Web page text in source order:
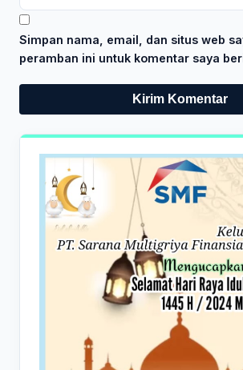
Simpan nama, email, dan situs web
peramban ini untuk komentar saya